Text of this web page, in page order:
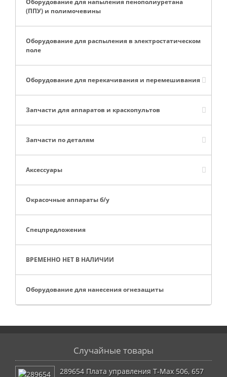
Оборудование для напыления пенополиуретана
(ППУ) и полимочевины
Оборудование для распыления в электростатическом
поле
Оборудование для перекачивания и перемешивания
Запчасти для аппаратов и краскопультов
Запчасти по деталям
Аксессуары
Окрасочные аппараты б/у
Спецпредложения
ВРЕМЕННО НЕТ В НАЛИЧИИ
Оборудование для нанесения огнезащиты
Случайные товары
289654 Плата управления T-Max 506, 657